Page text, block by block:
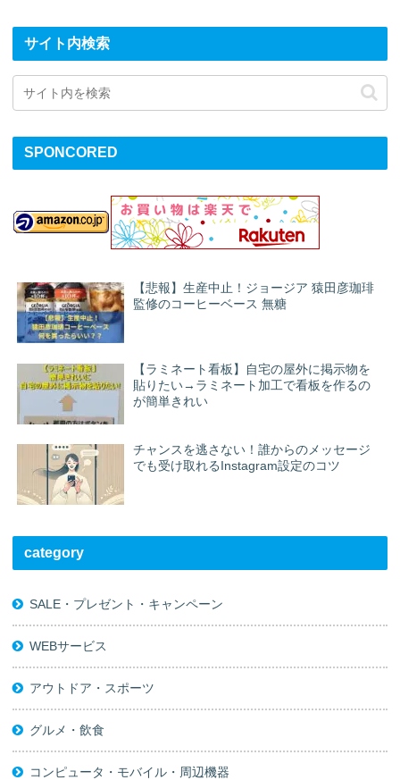
サイト内検索
SPONCORED
【悲報】生産中止！ジョージア 猿田彦珈琲
監修のコーヒーベース 無糖
【ラミネート看板】自宅の屋外に掲示物を
貼りたい→ラミネート加工で看板を作るの
が簡単きれい
チャンスを逃さない！誰からのメッセージ
でも受け取れるInstagram設定のコツ
category
SALE・プレゼント・キャンペーン
WEBサービス
アウトドア・スポーツ
グルメ・飲食
コンピュータ・モバイル・周辺機器